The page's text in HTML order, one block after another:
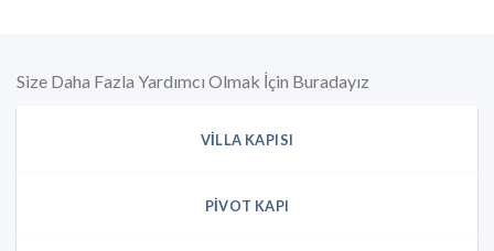
Size Daha Fazla Yardımcı Olmak İçin Buradayız
VILLA KAPISI
PIVOT KAPI